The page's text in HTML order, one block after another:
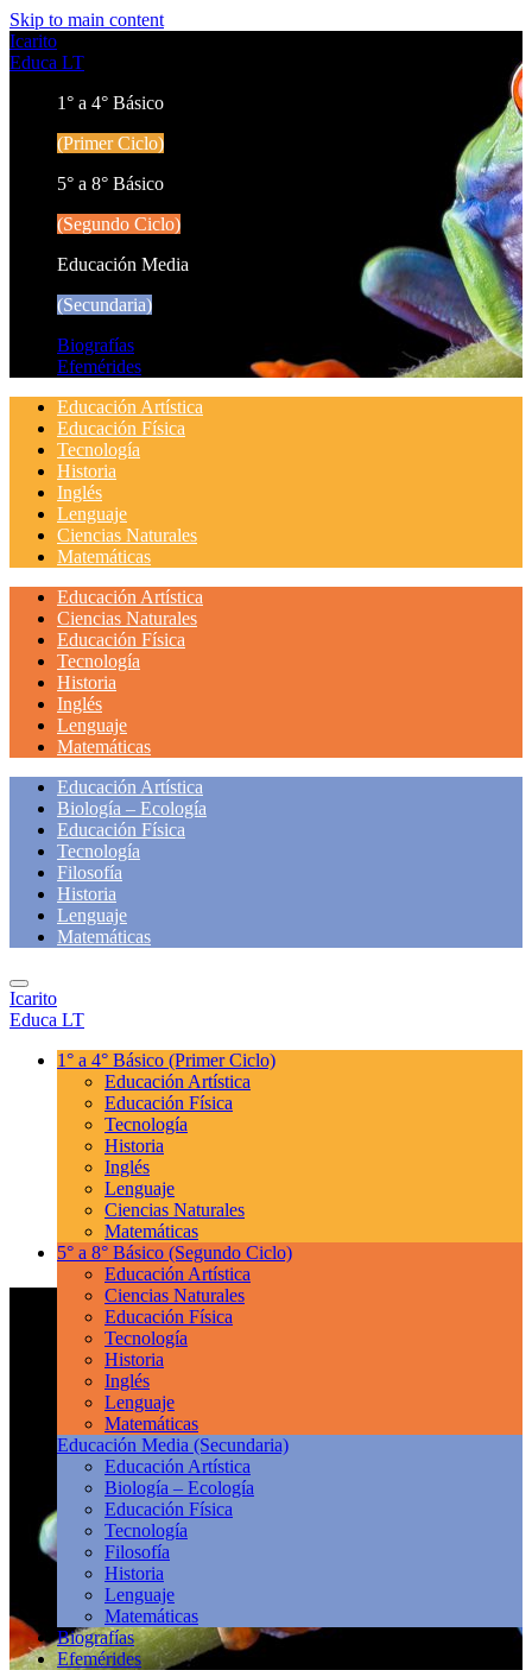
Skip to main content
Icarito
Educa LT
1° a 4° Básico
(Primer Ciclo)
5° a 8° Básico
(Segundo Ciclo)
Educación Media
(Secundaria)
Biografías
Efemérides
Educación Artística
Educación Física
Tecnología
Historia
Inglés
Lenguaje
Ciencias Naturales
Matemáticas
Educación Artística
Ciencias Naturales
Educación Física
Tecnología
Historia
Inglés
Lenguaje
Matemáticas
Educación Artística
Biología – Ecología
Educación Física
Tecnología
Filosofía
Historia
Lenguaje
Matemáticas
Icarito
Educa LT
1° a 4° Básico (Primer Ciclo)
Educación Artística
Educación Física
Tecnología
Historia
Inglés
Lenguaje
Ciencias Naturales
Matemáticas
5° a 8° Básico (Segundo Ciclo)
Educación Artística
Ciencias Naturales
Educación Física
Tecnología
Historia
Inglés
Lenguaje
Matemáticas
Educación Media (Secundaria)
Educación Artística
Biología – Ecología
Educación Física
Tecnología
Filosofía
Historia
Lenguaje
Matemáticas
Biografías
Efemérides